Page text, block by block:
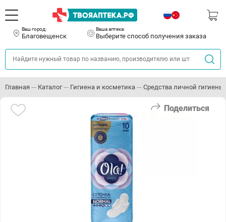
Ваш город:
Благовещенск
Ваша аптека:
Выберите способ получения заказа
Главная Каталог Гигиена и косметика Средства личной
Поделиться